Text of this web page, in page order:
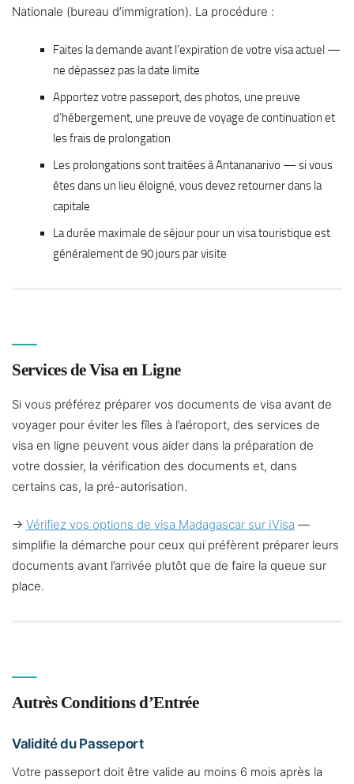
Nationale (bureau d’immigration). La procédure :
Faites la demande avant l’expiration de votre visa actuel —
ne dépassez pas la date limite
Apportez votre passeport, des photos, une preuve
d’hébergement, une preuve de voyage de continuation et
les frais de prolongation
Les prolongations sont traitées à Antananarivo — si vous
êtes dans un lieu éloigné, vous devez retourner dans la
capitale
La durée maximale de séjour pour un visa touristique est
généralement de 90 jours par visite
Services de Visa en Ligne
Si vous préférez préparer vos documents de visa avant de
voyager pour éviter les fîles à l’aéroport, des services de
visa en ligne peuvent vous aider dans la préparation de
votre dossier, la vérification des documents et, dans
certains cas, la pré-autorisation.
→ Vérifiez vos options de visa Madagascar sur iVisa —
simplifie la démarche pour ceux qui préfèrent préparer leurs
documents avant l’arrivée plutôt que de faire la queue sur
place.
Autrès Conditions d’Entrée
Validité du Passeport
Votre passeport doit être valide au moins 6 mois après la